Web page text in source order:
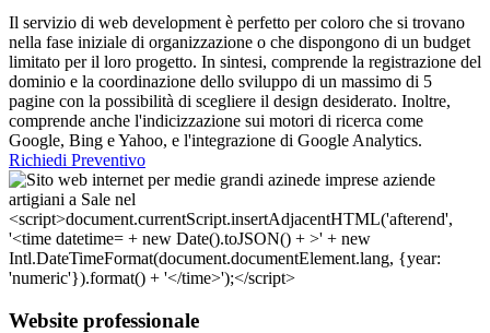
Il servizio di web development è perfetto per coloro che si trovano
nella fase iniziale di organizzazione o che dispongono di un budget
limitato per il loro progetto. In sintesi, comprende la registrazione del
dominio e la coordinazione dello sviluppo di un massimo di 5
pagine con la possibilità di scegliere il design desiderato. Inoltre,
comprende anche l'indicizzazione sui motori di ricerca come
Google, Bing e Yahoo, e l'integrazione di Google Analytics.
Richiedi Preventivo
Website professionale